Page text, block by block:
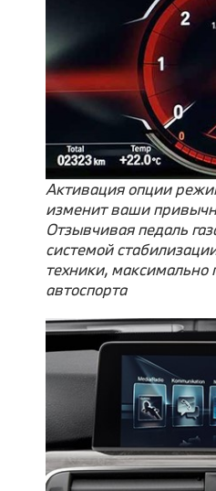
Активация опции
изменит ваши
Отзывчивая педаль
системой
техники, максимально
автоспорта